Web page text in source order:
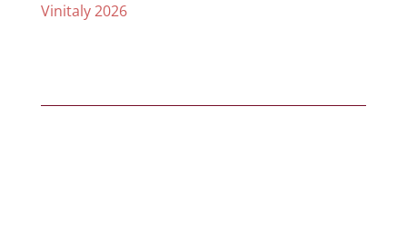
Vinitaly 2026